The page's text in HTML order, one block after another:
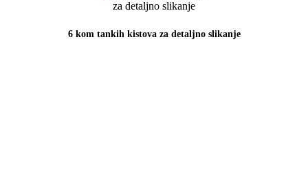
6 kom tankih kistova za detaljno slikanje